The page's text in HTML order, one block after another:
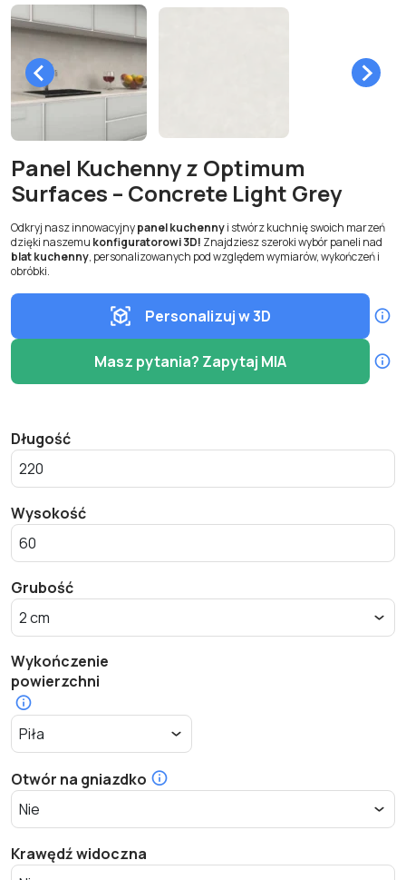
Panel Kuchenny z Optimum
Surfaces – Concrete Light Grey
Odkryj nasz innowacyjnypanel kuchennyi stwórz kuchnię swoich marzeń
dzięki naszemu konfiguratorowi 3D! Znajdziesz szeroki wybór paneli nad
blat kuchenny, personalizowanych pod względem wymiarów, wykończeń i
obróbki.
Personalizuj w 3D
Masz pytania? Zapytaj MIA
Długość
Wysokość
Grubość
Wykończenie
powierzchni
Otwór na gniazdko
Krawędź widoczna